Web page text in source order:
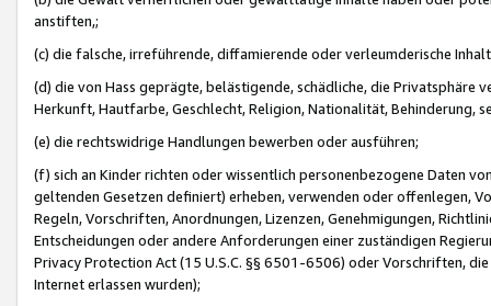
anstiften,;
(c) die falsche, irreführende, diffamierende oder verleumderische
(d) die von Hass geprägte, belästigende, schädliche, die Privatsphäre
Herkunft, Hautfarbe, Geschlecht, Religion, Nationalität, Behinderung,
(e) die rechtswidrige Handlungen bewerben oder ausführen;
(f) sich an Kinder richten oder wissentlich personenbezogene Daten
geltenden Gesetzen definiert) erheben, verwenden oder offenlegen,
Regeln, Vorschriften, Anordnungen, Lizenzen, Genehmigungen,
Entscheidungen oder andere Anforderungen einer zuständigen
Privacy Protection Act (15 U.S.C. §§ 6501-6506) oder Vorschriften,
Internet erlassen wurden);